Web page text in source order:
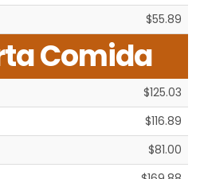
$55.89
Comida
$125.03
$116.89
$81.00